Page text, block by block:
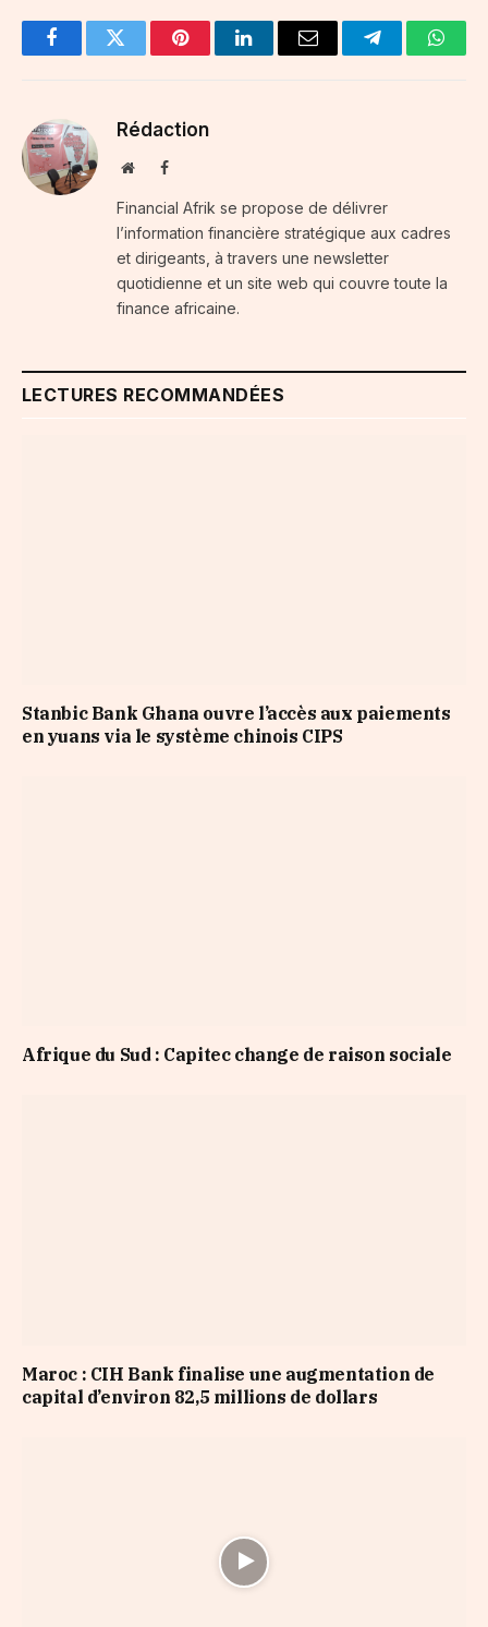
FacebookTwitter PinterestLinkedInEmail Telegram
Rédaction
WebsiteFacebook
Financial Afrik se propose de délivrer
l’information financière stratégique aux cadres
et dirigeants, à travers une newsletter
quotidienne et un site web qui couvre toute la
finance africaine.
LECTURES RECOMMANDÉES
Stanbic Bank Ghana ouvre l’accès aux paiements
en yuans via le système chinois CIPS
Afrique du Sud : Capitec change de raison sociale
Maroc : CIH Bank finalise une augmentation de
capital d’environ 82,5 millions de dollars